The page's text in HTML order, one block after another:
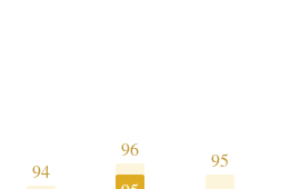
94
96
95